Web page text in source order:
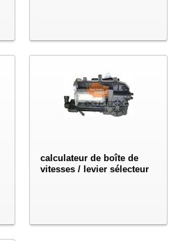
calculateur de boîte de
vitesses / levier sélecteur